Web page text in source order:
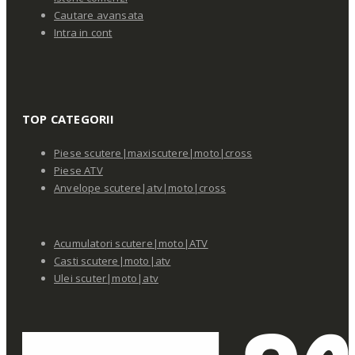
Cautare avansata
Intra in cont
TOP CATEGORII
Piese scutere|maxiscutere|moto|cross
Piese ATV
Anvelope scutere|atv|moto|cross
Acumulatori scutere|moto|ATV
Casti scutere|moto|atv
Ulei scuter|moto|atv